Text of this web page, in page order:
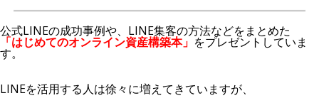
公式LINEの成功事例や、LINE集客の方法などをまとめた
「はじめてのオンライン資産構築本」 をプレゼントしていま
す。
LINEを活用する人は徐々に増えてきていますが、